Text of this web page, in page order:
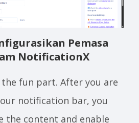
Pemasa
NotificationX
the fun part. After you are
notification bar, you
the content and enable